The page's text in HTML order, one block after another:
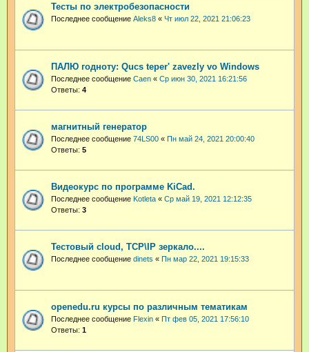
Тесты по электробезопасности
Последнее сообщение Aleks8 « Чт июл 22, 2021 21:06:23
ПАЛЮ годноту: Qucs teper' zavezly vo Windows
Последнее сообщение Caen « Ср июн 30, 2021 16:21:56
Ответы: 4
магнитный генератор
Последнее сообщение 74LS00 « Пн май 24, 2021 20:00:40
Ответы: 5
Видеокурс по программе KiCad.
Последнее сообщение Kotleta « Ср май 19, 2021 12:12:35
Ответы: 3
Тестовый cloud, TCP\IP зеркало....
Последнее сообщение dinets « Пн мар 22, 2021 19:15:33
openedu.ru курсы по различным тематикам
Последнее сообщение Flexin « Пт фев 05, 2021 17:56:10
Ответы: 1